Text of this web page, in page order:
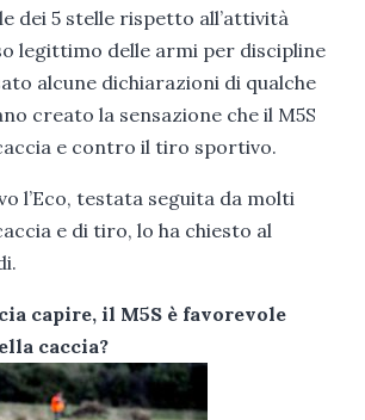
dei 5 stelle rispetto all’attività
legittimo delle armi per discipline
alcune dichiarazioni di qualche
creato la sensazione che il M5S
e contro il tiro sportivo.
l’Eco, testata seguita da molti
e di tiro, lo ha chiesto al
capire, il M5S è favorevole
caccia?